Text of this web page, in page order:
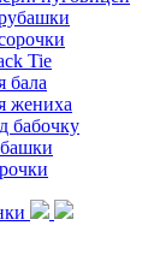
Tie
бала
жениха
бабочку